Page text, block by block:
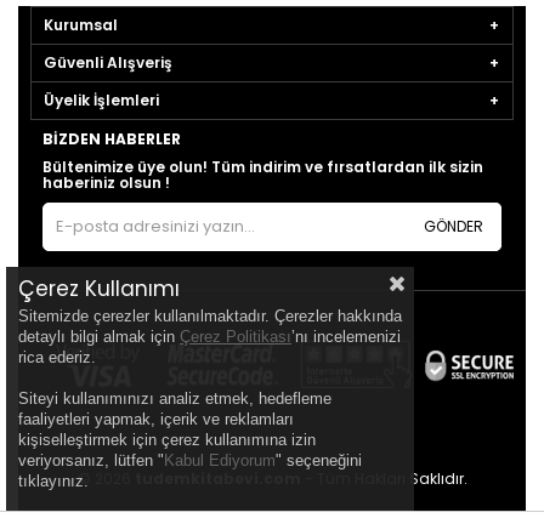
Kurumsal
Güvenli Alışveriş
Üyelik İşlemleri
BIZDEN HABERLER
Bültenimize üye olun! Tüm indirim ve fırsatlardan ilk sizin
haberiniz olsun !
GÖNDER
© 2026 - Tüm Hakları Saklıdır.
Çerez Kullanımı
Sitemizde çerezler kullanılmaktadır. Çerezler hakkında
detaylı bilgi almak için Çerez Politikası’nı incelemenizi
rica ederiz.
Siteyi kullanımınızı analiz etmek, hedefleme
faaliyetleri yapmak, içerik ve reklamları
kişiselleştirmek için çerez kullanımına izin
veriyorsanız, lütfen " Kabul Ediyorum" seçeneğini
tıklayınız.